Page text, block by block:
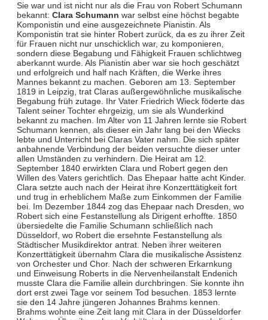
Sie war und ist nicht nur als die Frau von Robert Schumann
bekannt: Clara Schumann war selbst eine höchst begabte
Komponistin und eine ausgezeichnete Pianistin. Als
Komponistin trat sie hinter Robert zurück, da es zu ihrer Zeit
für Frauen nicht nur unschicklich war, zu komponieren,
sondern diese Begabung und Fähigkeit Frauen schlichtweg
aberkannt wurde. Als Pianistin aber war sie hoch geschätzt
und erfolgreich und half nach Kräften, die Werke ihres
Mannes bekannt zu machen. Geboren am 13. September
1819 in Leipzig, trat Claras außergewöhnliche musikalische
Begabung früh zutage. Ihr Vater Friedrich Wieck föderte das
Talent seiner Tochter ehrgeizig, um sie als Wunderkind
bekannt zu machen. Im Alter von 11 Jahren lernte sie Robert
Schumann kennen, als dieser ein Jahr lang bei den Wiecks
lebte und Unterricht bei Claras Vater nahm. Die sich später
anbahnende Verbindung der beiden versuchte dieser unter
allen Umständen zu verhindern. Die Heirat am 12.
September 1840 erwirkten Clara und Robert gegen den
Willen des Vaters gerichtlich. Das Ehepaar hatte acht Kinder.
Clara setzte auch nach der Heirat ihre Konzerttätigkeit fort
und trug in erheblichem Maße zum Einkommen der Familie
bei. Im Dezember 1844 zog das Ehepaar nach Dresden, wo
Robert sich eine Festanstellung als Dirigent erhoffte. 1850
übersiedelte die Familie Schumann schließlich nach
Düsseldorf, wo Robert die ersehnte Festanstellung als
Städtischer Musikdirektor antrat. Neben ihrer weiteren
Konzerttätigkeit übernahm Clara die musikalische Assistenz
von Orchester und Chor. Nach der schweren Erkarnkung
und Einweisung Roberts in die Nervenheilanstalt Endenich
musste Clara die Familie allein durchbringen. Sie konnte ihn
dort erst zwei Tage vor seinem Tod besuchen. 1853 lernte
sie den 14 Jahre jüngeren Johannes Brahms kennen.
Brahms wohnte eine Zeit lang mit Clara in der Düsseldorfer